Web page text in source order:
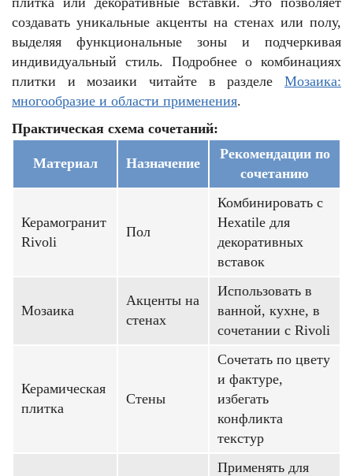
создавать уникальные акценты на стенах или полу,
выделяя функциональные зоны и подчеркивая
индивидуальный стиль. Подробнее о комбинациях
плитки и мозаики читайте в разделе Мозаика:
многообразие и области применения.
Практическая схема сочетаний:
Материал Назначение
Рекомендации по
сочетанию
Керамогранит
Rivoli
Пол
Комбинировать с
Hexatile для
декоративных
вставок
Мозаика
Акценты на
стенах
Использовать в
ванной, кухне, в
сочетании с Rivoli
Керамическая
плитка
Стены
Сочетать по цвету
и фактуре,
избегать
конфликта
текстур
Применять для